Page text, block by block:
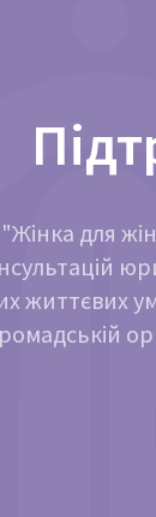
для
життєвих